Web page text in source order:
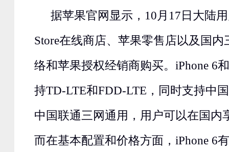
据苹果官网显示，10月17日大陆
Store在线商店、苹果零售店以及国
络和苹果授权经销商购买。iPhone 6
持TD-LTE和FDD-LTE，同时支持中
中国联通三网通用，用户可以在国内
而在基本配置和价格方面，iPhone 6